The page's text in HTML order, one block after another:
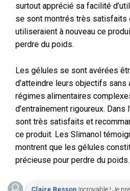
surtout apprécié sa facilité
se sont montrés très satisfaits
utiliseraient à nouveau ce
perdre du poids.
Les gélules se sont avérées
d’atteindre leurs objectifs sans
régimes alimentaires
d’entraînement rigoureux.
sont très satisfaits et
ce produit. Les Slimanol
montrent que les gélules
précieuse pour perdre du poids.
Claire Besson Incroyable ! Je